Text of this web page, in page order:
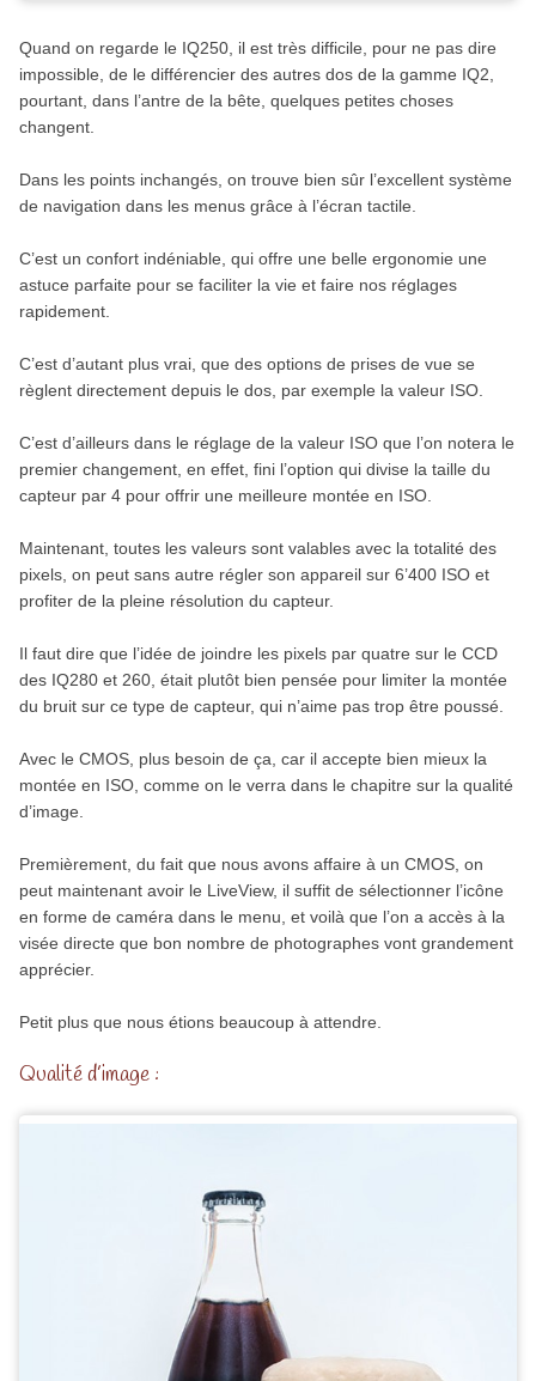
Quand on regarde le IQ250, il est très difficile, pour ne pas dire
impossible, de le différencier des autres dos de la gamme IQ2,
pourtant, dans l’antre de la bête, quelques petites choses
changent.
Dans les points inchangés, on trouve bien sûr l’excellent système
de navigation dans les menus grâce à l’écran tactile.
C’est un confort indéniable, qui offre une belle ergonomie une
astuce parfaite pour se faciliter la vie et faire nos réglages
rapidement.
C’est d’autant plus vrai, que des options de prises de vue se
règlent directement depuis le dos, par exemple la valeur ISO.
C’est d’ailleurs dans le réglage de la valeur ISO que l’on notera le
premier changement, en effet, fini l’option qui divise la taille du
capteur par 4 pour offrir une meilleure montée en ISO.
Maintenant, toutes les valeurs sont valables avec la totalité des
pixels, on peut sans autre régler son appareil sur 6’400 ISO et
profiter de la pleine résolution du capteur.
Il faut dire que l’idée de joindre les pixels par quatre sur le CCD
des IQ280 et 260, était plutôt bien pensée pour limiter la montée
du bruit sur ce type de capteur, qui n’aime pas trop être poussé.
Avec le CMOS, plus besoin de ça, car il accepte bien mieux la
montée en ISO, comme on le verra dans le chapitre sur la qualité
d’image.
Premièrement, du fait que nous avons affaire à un CMOS, on
peut maintenant avoir le LiveView, il suffit de sélectionner l’icône
en forme de caméra dans le menu, et voilà que l’on a accès à la
visée directe que bon nombre de photographes vont grandement
apprécier.
Petit plus que nous étions beaucoup à attendre.
Qualité d’image :